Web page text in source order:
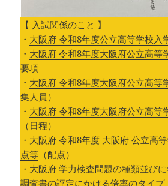
【 入試関係のこと 】
・ 大阪府 令和8年度公立高等学校入
・ 大阪府 令和8年度大阪府公立高等
要項
・ 大阪府 令和8年度大阪府公立高等
集人員）
・ 大阪府 令和8年度大阪府公立高等
（日程）
・ 大阪府 令和8年度 大阪府 公立高
点等 （配点）
・ 大阪府 学力検査問題の種類並び
調査書の評定にかける倍率のタイプ